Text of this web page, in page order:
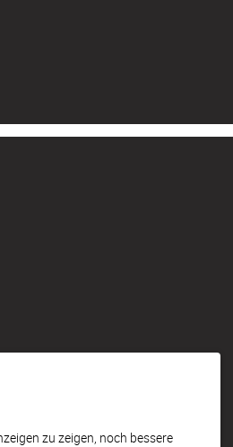
zu zeigen, noch bessere